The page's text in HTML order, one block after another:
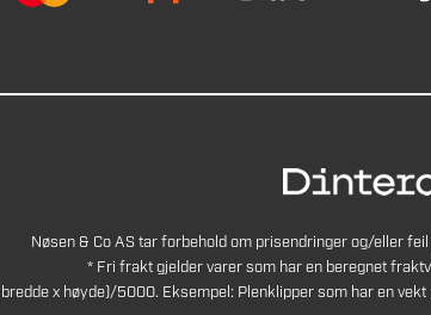
Nøsen & Co AS tar forbehold om prisendringer og/eller
* Fri frakt gjelder varer som har en beregnet
x høyde)/5000. Eksempel: Plenklipper som har en